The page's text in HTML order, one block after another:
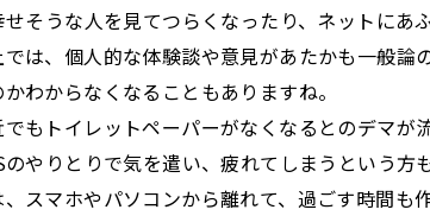
そうな人を見てつらくなったり、ネットにあ
は、個人的な体験談や意見があたかも一般
わからなくなることもありますね。
もトイレットペーパーがなくなるとのデマが
のやりとりで気を遣い、疲れてしまうという方
、スマホやパソコンから離れて、過ごす時間も